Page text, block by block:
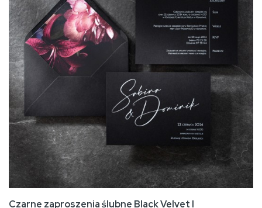
Czarne zaproszenia ślubne Black Velvet I